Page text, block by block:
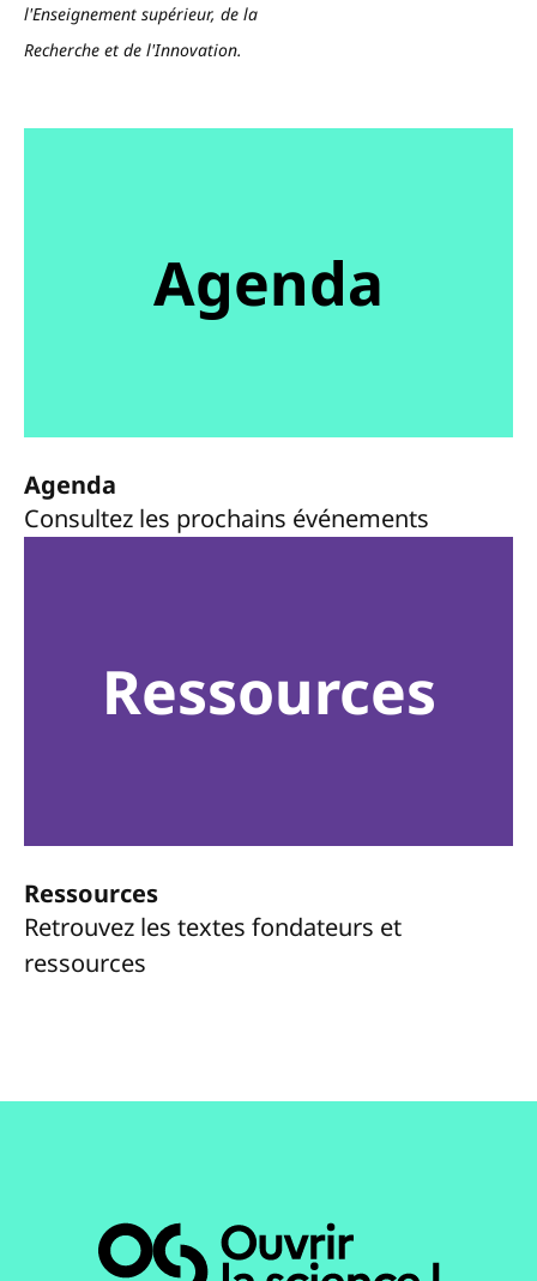
l'Enseignement supérieur, de la
Recherche et de l'Innovation.
Agenda
Agenda
Consultez les prochains événements
Ressources
Ressources
Retrouvez les textes fondateurs et
ressources